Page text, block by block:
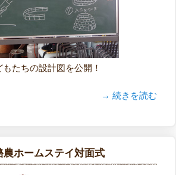
たちの設計図を公開！
→ 続きを読む
農ホームステイ対面式